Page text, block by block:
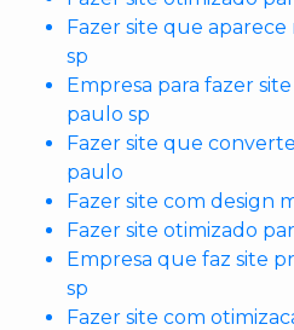
Fazer site que
sp
Empresa para fazer
paulo sp
Fazer site que
paulo
Fazer site com design
Fazer site otimizado
Empresa que faz site
sp
Fazer site com